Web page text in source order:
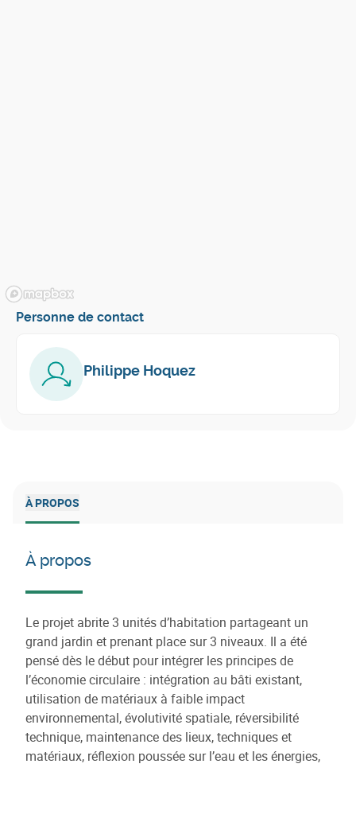
Personne de contact
Philippe Hoquez
À PROPOS
À propos
Le projet abrite 3 unités d’habitation partageant un
grand jardin et prenant place sur 3 niveaux. Il a été
pensé dès le début pour intégrer les principes de
l’économie circulaire : intégration au bâti existant,
utilisation de matériaux à faible impact
environnemental, évolutivité spatiale, réversibilité
technique, maintenance des lieux, techniques et
matériaux, réflexion poussée sur l’eau et les énergies,